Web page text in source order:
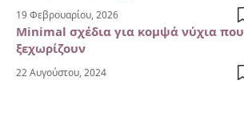
19 Φεβρουαρίου, 2026
Minimal σχέδια για κομψά νύχια που
ξεχωρίζουν
22 Αυγούστου, 2024